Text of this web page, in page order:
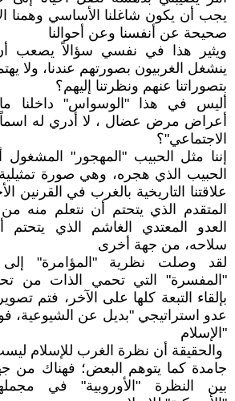
يجب أن يكون شاغلنا الأساسي وهمنا
صحيحة عن أنفسنا وعن أحوالنا
ويثير هذا في نفسي سؤالاً يصعب أن
ينشغل الغربيون بصورتهم عندنا، ولا
بتصوراتنا عنهم ونظرتنا إليهم؟
أليس في هذا "الوسواس" داخلنا
أعراض مرض عضال ، لا أدري له
الاجتماعي"؟
إننا مثل الحبيب "المهجور" المشغول
الحبيب الذي هجره، وهي صورة
علاقتنا التاريخية بالغرب في القرنين
المتقدم الذي يتحتم أن نتعلم منه
العدو المعتدي الغاشم الذي
سلاحه، من جهة أخرى
لقد وصلت نظرية "المؤامرة"
"المفسرة" التي تحمي الذات من
بإلقاء التبعة كلها على الآخر، فتم
عدو استراتيجي "بديل عن الشيوعية،
"الإسلام
والحقيقة أن نظرة الغرب للإسلام
جامدة كما يتوهم البعض؛ فهناك من
بين النظرة "الأوروبية" في